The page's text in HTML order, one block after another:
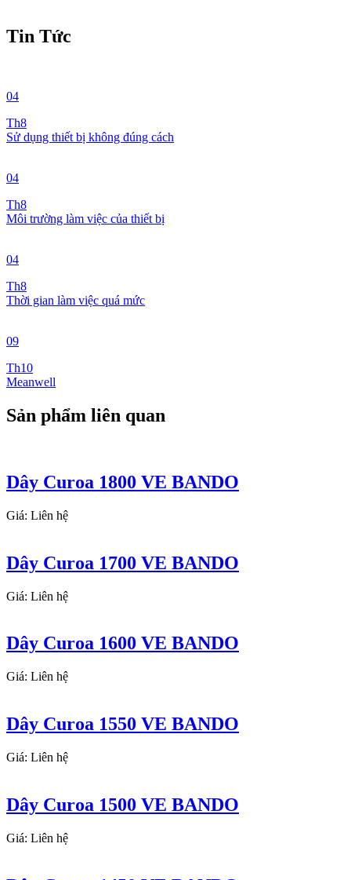
Tin Tức
04
Th8
Sử dụng thiết bị không đúng cách
04
Th8
Môi trường làm việc của thiết bị
04
Th8
Thời gian làm việc quá mức
09
Th10
Meanwell
Sản phẩm liên quan
Dây Curoa 1800 VE BANDO
Giá: Liên hệ
Dây Curoa 1700 VE BANDO
Giá: Liên hệ
Dây Curoa 1600 VE BANDO
Giá: Liên hệ
Dây Curoa 1550 VE BANDO
Giá: Liên hệ
Dây Curoa 1500 VE BANDO
Giá: Liên hệ